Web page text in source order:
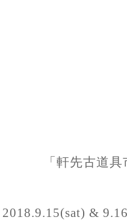
「軒先古道
2018.9.15(sat) &